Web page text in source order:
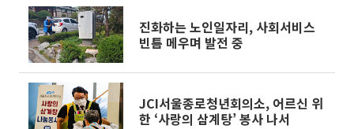
진화하는 노인일자리, 사회서비스
빈틈 메우며 발전 중
JCI서울종로청년회의소, 어르신 위
한 ‘사랑의 삼계탕’ 봉사 나서